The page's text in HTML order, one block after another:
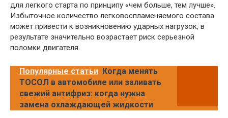
для легкого старта по принципу «чем больше, тем лучше».
Избыточное количество легковоспламеняемого состава
может привести к возникновению ударных нагрузок, в
результате значительно возрастает риск серьезной
поломки двигателя.
Популярные статьи Когда менять
ТОСОЛ в автомобиле или заливать
свежий антифриз: когда нужна
замена охлаждающей жидкости